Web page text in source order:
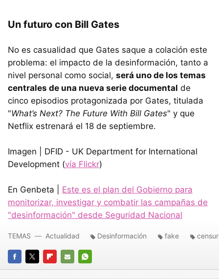
Un futuro con Bill Gates
No es casualidad que Gates saque a colación este
problema: el impacto de la desinformación, tanto a
nivel personal como social, será uno de los temas
centrales de una nueva serie documental de
cinco episodios protagonizada por Gates, titulada
"What’s Next? The Future With Bill Gates" y que
Netflix estrenará el 18 de septiembre.
Imagen | DFID - UK Department for International
Development (vía Flickr)
En Genbeta | Este es el plan del Gobierno para
monitorizar, investigar y combatir las campañas de
"desinformación" desde Seguridad Nacional
FACEBOOK
TWITTERFLIPBOARD
E-
WHATSAPP
TEMAS Actualidad Desinformación fake